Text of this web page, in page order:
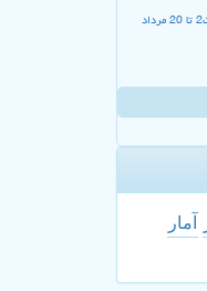
مهلت ارسال مستندات طرح ملی یاوران پیشرفت2 تا 20 مرداد
آمار